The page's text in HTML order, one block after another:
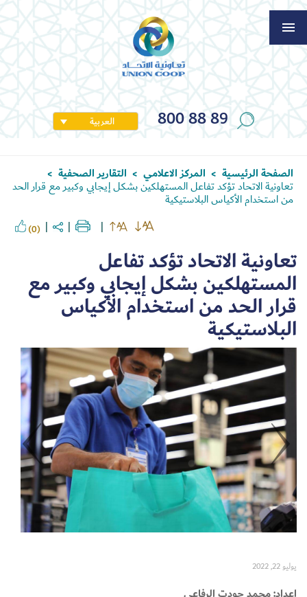
800 88 89 العربية
الصفحة الرئيسية > المركز الاعلامي > التقارير الصحفية >
تعاونية الاتحاد تؤكد تفاعل المستهلكين بشكل إيجابي وكبير مع قرار الحد
من استخدام الأكياس البلاستيكية
(0)
تعاونية الاتحاد تؤكد تفاعل
المستهلكين بشكل إيجابي وكبير مع
قرار الحد من استخدام الأكياس
البلاستيكية
يوليو 22, 2022
Set Youtube Channel ID